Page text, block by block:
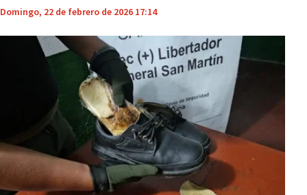
Domingo, 22 de febrero de 2026 17:14